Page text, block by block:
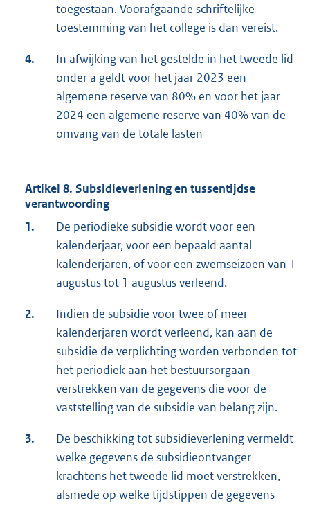
toegestaan. Voorafgaande schriftelijke
toestemming van het college is dan vereist.
4.
In afwijking van het gestelde in het tweede lid
onder a geldt voor het jaar 2023 een
algemene reserve van 80% en voor het jaar
2024 een algemene reserve van 40% van de
omvang van de totale lasten
Artikel 8. Subsidieverlening en tussentijdse
verantwoording
1.
De periodieke subsidie wordt voor een
kalenderjaar, voor een bepaald aantal
kalenderjaren, of voor een zwemseizoen van 1
augustus tot 1 augustus verleend.
2.
Indien de subsidie voor twee of meer
kalenderjaren wordt verleend, kan aan de
subsidie de verplichting worden verbonden tot
het periodiek aan het bestuursorgaan
verstrekken van de gegevens die voor de
vaststelling van de subsidie van belang zijn.
3.
De beschikking tot subsidieverlening vermeldt
welke gegevens de subsidieontvanger
krachtens het tweede lid moet verstrekken,
alsmede op welke tijdstippen de gegevens